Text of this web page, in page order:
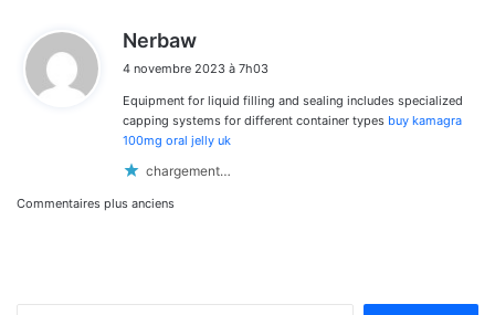
Nerbaw
t
:
4 novembre 2023 à 7h03
Equipment for liquid filling and sealing includes specialized
capping systems for different container types buy kamagra
100mg oral jelly uk
chargement…
Navigation
Commentaires plus anciens